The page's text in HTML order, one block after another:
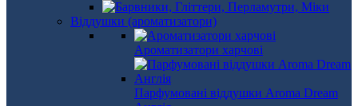
Віддушки (ароматизатори)
Ароматизатори харчові
Парфумовані віддушки Aroma Dream